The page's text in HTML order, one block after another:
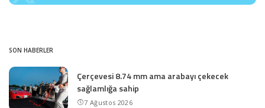
SON HABERLER
Çerçevesi 8.74 mm ama arabayı çekecek
sağlamlığa sahip
7 Ağustos 2026